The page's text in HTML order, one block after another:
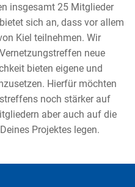
insgesamt 25 Mitglieder
sich an, dass vor allem
Kiel teilnehmen. Wir
neue
bieten eigene und
Hierfür möchten
noch stärker auf
aber auch auf die
Projektes legen.